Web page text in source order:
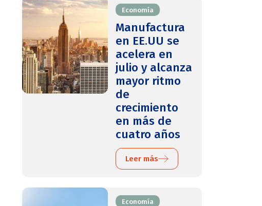
Economía
Manufactura
en EE.UU se
acelera en
julio y alcanza
mayor ritmo
de
crecimiento
en más de
cuatro años
Leer más
Economía